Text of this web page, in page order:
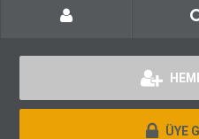
ÜYE